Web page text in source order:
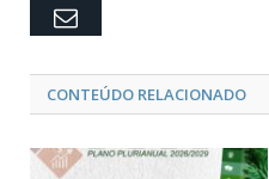
Email
CONTEÚDO RELACIONADO